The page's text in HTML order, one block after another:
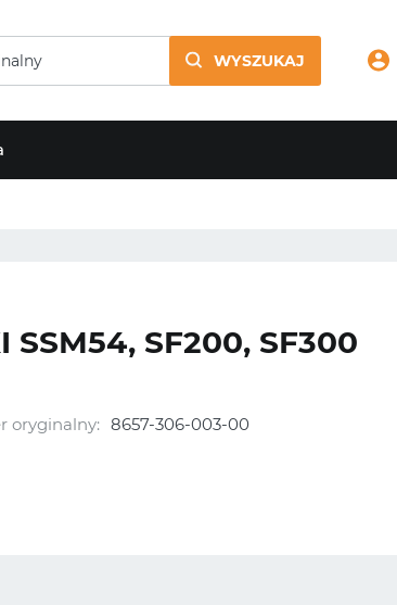
WYSZUKAJ
SSM54, SF200, SF300
oryginalny: 8657-306-003-00